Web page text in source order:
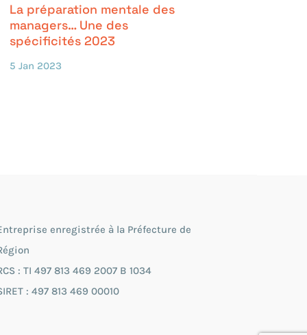
La préparation mentale des
managers… Une des
spécificités 2023
5 Jan 2023
enregistrée à la Préfecture de
: TI 497 813 469 2007 B 1034
: 497 813 469 00010